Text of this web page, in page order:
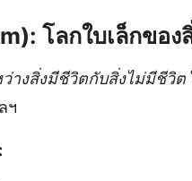
โลกใบเล็กของ
างสิ่งมีชีวิตกับสิ่งไม่มีชีวิต
ฯ